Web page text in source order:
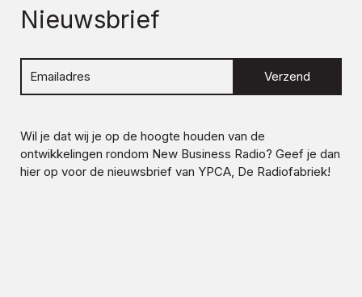
Nieuwsbrief
Verzend
Wil je dat wij je op de hoogte houden van de
ontwikkelingen rondom New Business Radio? Geef je dan
hier op voor de nieuwsbrief van YPCA, De Radiofabriek!